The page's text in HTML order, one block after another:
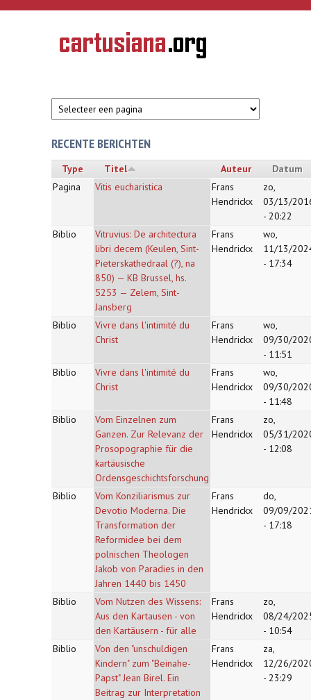
Overslaan en naar de inhoud gaan
CARTUSIANA
Geschiedenis
van de
RECENTE BERICHTEN
Type Titel Auteur
Datum
Pagina
Vitis eucharistica
Frans
Hendrickx
zo,
03/13/
- 20:22
Biblio
Vitruvius: De architectura
libri decem (Keulen, Sint-
Pieterskathedraal (?), na
850) — KB Brussel, hs.
5253 — Zelem, Sint-
Jansberg
Frans
Hendrickx
wo,
11/13/
- 17:34
Biblio
Vivre dans l'intimité du
Christ
Frans
Hendrickx
wo,
09/30/
- 11:51
Biblio
Vivre dans l'intimité du
Christ
Frans
Hendrickx
wo,
09/30/
- 11:48
Biblio
Vom Einzelnen zum
Ganzen. Zur Relevanz der
Prosopographie für die
kartäusische
Ordensgeschichtsforschung
Frans
Hendrickx
zo,
05/31/
- 12:08
Biblio
Vom Konziliarismus zur
Devotio Moderna. Die
Transformation der
Reformidee bei dem
polnischen Theologen
Jakob von Paradies in den
Jahren 1440 bis 1450
Frans
Hendrickx
do,
09/09/
- 17:18
Biblio
Vom Nutzen des Wissens:
Aus den Kartausen - von
den Kartäusern - für alle
Frans
Hendrickx
zo,
08/24/
- 10:54
Biblio
Von den "unschuldigen
Kindern" zum "Beinahe-
Papst" Jean Birel. Ein
Beitrag zur Interpretation
Frans
Hendrickx
za,
12/26/
- 23:29